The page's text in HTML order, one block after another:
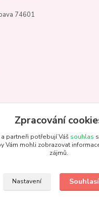
74601
Kupková
731 153 484
Zpracování
partneři potřebují Váš souhlas
Vám mohli zobrazovat
zájmů.
Nastavení